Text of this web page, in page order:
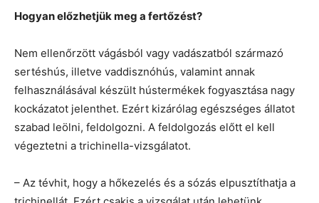
Hogyan előzhetjük meg a fertőzést?
Nem ellenőrzött vágásból vagy vadászatból származó
sertéshús, illetve vaddisznóhús, valamint annak
felhasználásával készült hústermékek fogyasztása nagy
kockázatot jelenthet. Ezért kizárólag egészséges állatot
szabad leölni, feldolgozni. A feldolgozás előtt el kell
végeztetni a trichinella-vizsgálatot.
– Az tévhit, hogy a hőkezelés és a sózás elpusztíthatja a